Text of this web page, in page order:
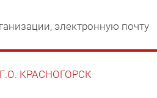
электронную почту
КРАСНОГОРСК